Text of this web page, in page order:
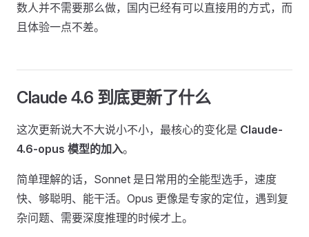
数人并不需要那么做，国内已经有可以直接用的方式，而
且体验一点不差。
Claude 4.6 到底更新了什么
这次更新说大不大说小不小，最核心的变化是 Claude-
4.6-opus 模型的加入。
简单理解的话，Sonnet 是日常用的全能型选手，速度
快、够聪明、能干活。Opus 更像是专家的定位，遇到复
杂问题、需要深度推理的时候才上。